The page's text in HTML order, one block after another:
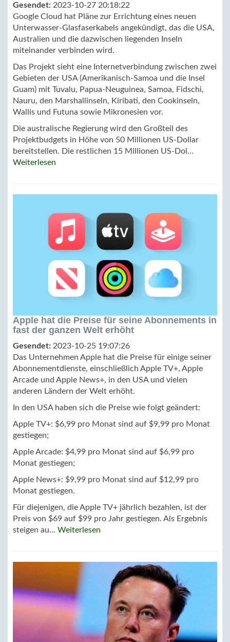
Gesendet: 2023-10-27 20:18:22
Google Cloud hat Pläne zur Errichtung eines neuen
Unterwasser-Glasfaserkabels angekündigt, das die USA,
Australien und die dazwischen liegenden Inseln
miteinander verbinden wird.
Das Projekt sieht eine Internetverbindung zwischen zwei
Gebieten der USA (Amerikanisch-Samoa und die Insel
Guam) mit Tuvalu, Papua-Neuguinea, Samoa, Fidschi,
Nauru, den Marshallinseln, Kiribati, den Cookinseln,
Wallis und Futuna sowie Mikronesien vor.
Die australische Regierung wird den Großteil des
Projektbudgets in Höhe von 50 Millionen US-Dollar
bereitstellen. Die restlichen 15 Millionen US-Dol...
Weiterlesen
Apple hat die Preise für seine Abonnements in
fast der ganzen Welt erhöht
Gesendet: 2023-10-25 19:07:26
Das Unternehmen Apple hat die Preise für einige seiner
Abonnementdienste, einschließlich Apple TV+, Apple
Arcade und Apple News+, in den USA und vielen
anderen Ländern der Welt erhöht.
In den USA haben sich die Preise wie folgt geändert:
Apple TV+: $6,99 pro Monat sind auf $9,99 pro Monat
gestiegen;
Apple Arcade: $4,99 pro Monat sind auf $6,99 pro
Monat gestiegen;
Apple News+: $9,99 pro Monat sind auf $12,99 pro
Monat gestiegen.
Für diejenigen, die Apple TV+ jährlich bezahlen, ist der
Preis von $69 auf $99 pro Jahr gestiegen. Als Ergebnis
steigen au... Weiterlesen